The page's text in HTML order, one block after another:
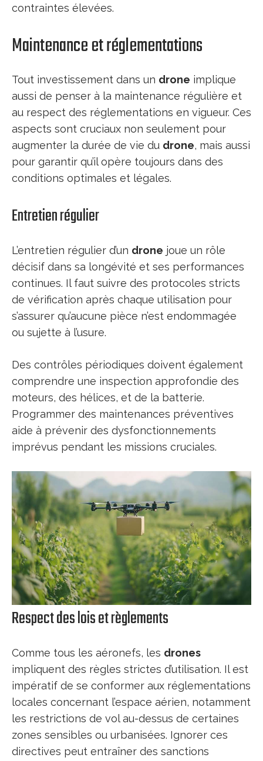
contraintes élevées.
Maintenance et réglementations
Tout investissement dans un drone implique
aussi de penser à la maintenance régulière et
au respect des réglementations en vigueur. Ces
aspects sont cruciaux non seulement pour
augmenter la durée de vie du drone, mais aussi
pour garantir qu’il opère toujours dans des
conditions optimales et légales.
Entretien régulier
L’entretien régulier d’un drone joue un rôle
décisif dans sa longévité et ses performances
continues. Il faut suivre des protocoles stricts
de vérification après chaque utilisation pour
s’assurer qu’aucune pièce n’est endommagée
ou sujette à l’usure.
Des contrôles périodiques doivent également
comprendre une inspection approfondie des
moteurs, des hélices, et de la batterie.
Programmer des maintenances préventives
aide à prévenir des dysfonctionnements
imprévus pendant les missions cruciales.
Respect des lois et règlements
Comme tous les aéronefs, les drones
impliquent des règles strictes d’utilisation. Il est
impératif de se conformer aux réglementations
locales concernant l’espace aérien, notamment
les restrictions de vol au-dessus de certaines
zones sensibles ou urbanisées. Ignorer ces
directives peut entraîner des sanctions